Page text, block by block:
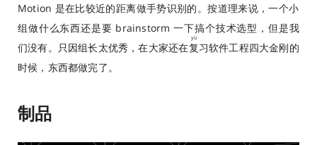
Motion 是在比较近的距离做手势识别的。按道理来说，一个小
组做什么东西还是要 brainstorm 一下搞个技术选型，但是我
们没有。只因组长太优秀，在大家还在复
yù
习软件工程四大金刚的
时候，东西都做完了。
制品